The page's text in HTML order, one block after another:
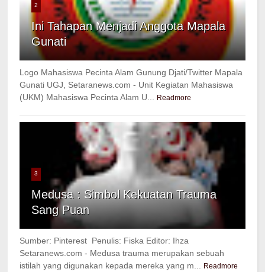
2
Ini Tahapan Menjadi Anggota Mapala
Gunati
Logo Mahasiswa Pecinta Alam Gunung Djati/Twitter Mapala
Gunati UGJ, Setaranews.com - Unit Kegiatan Mahasiswa
(UKM) Mahasiswa Pecinta Alam U...
Readmore
3
Medusa : Simbol Kekuatan Trauma
Sang Puan
Sumber: Pinterest Penulis: Fiska Editor: Ihza
Setaranews.com - Medusa trauma merupakan sebuah
istilah yang digunakan kepada mereka yang m...
Readmore